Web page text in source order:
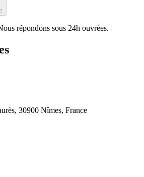
répondons sous 24h ouvrées.
30900 Nîmes, France